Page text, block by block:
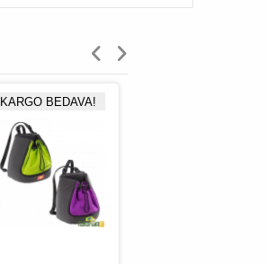
KARGO BEDAVA!